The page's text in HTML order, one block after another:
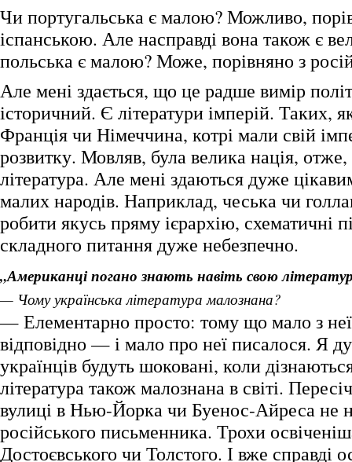
Чи португальська є малою? Можливо,
іспанською. Але насправді вона також є
польська є малою? Може, порівняно з
Але мені здається, що це радше вимір
історичний. Є літератури імперій. Таких,
Франція чи Німеччина, котрі мали свій
розвитку. Мовляв, була велика нація, отже,
література. Але мені здаються дуже
малих народів. Наприклад, чеська чи
робити якусь пряму ієрархію, схематичні
складного питання дуже небезпечно.
„Американці погано знають навіть свою
— Чому українська література малознана?
— Елементарно просто: тому що мало з
відповідно — і мало про неї писалося. Я
українців будуть шоковані, коли
література також малознана в світі.
вулиці в Нью-Йорка чи Буенос-Айреса не
російського письменника. Трохи
Достоєвського чи Толстого. І вже справді